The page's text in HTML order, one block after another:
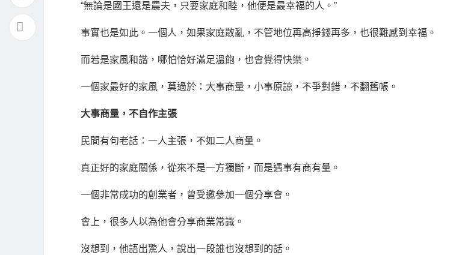
“無論是國王還是農夫，只要家庭和睦，他便是最幸福的人。”
事實也是如此。一個人，如果家庭散亂，不管地位再高掙錢再多，也很難感到幸福。
而若是家風和諧，哪怕恰好滿足溫飽，也會覺得快樂。
一個家最好的家風，莫過於：大事商量，小事原諒，不爭對錯，不翻舊帳。
大事商量，不自作主張
民間有句老話：一人主張，不如二人商量。
真正好的家庭關係，從來不是一方獨斷，而是遇事有商有量。
一個非常成功的創業者，曾受邀參加一個分享會。
會上，很多人以為他會分享商業常識。
沒想到，他語出驚人，說出一段誰也沒想到的話。